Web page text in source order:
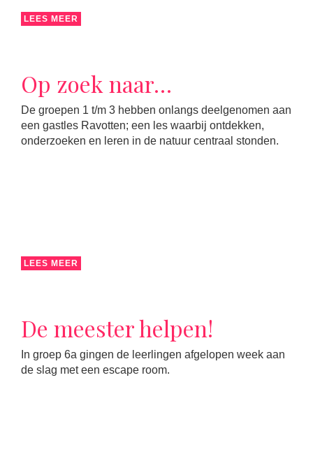
LEES MEER
Op zoek naar…
De groepen 1 t/m 3 hebben onlangs deelgenomen aan
een gastles Ravotten; een les waarbij ontdekken,
onderzoeken en leren in de natuur centraal stonden.
LEES MEER
De meester helpen!
In groep 6a gingen de leerlingen afgelopen week aan
de slag met een escape room.